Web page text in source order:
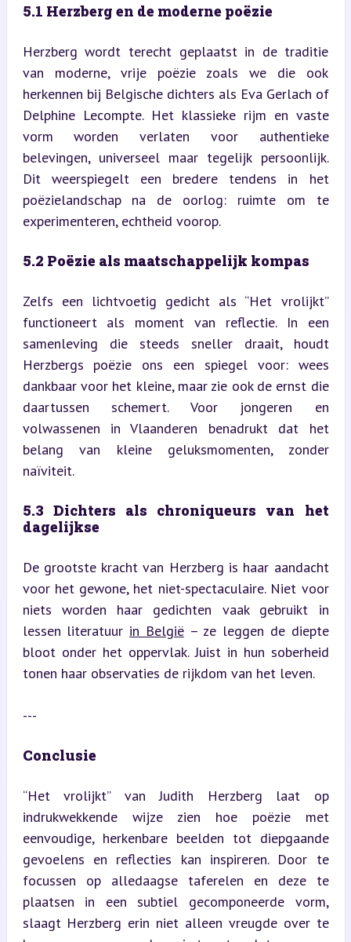
5.1 Herzberg en de moderne poëzie
Herzberg wordt terecht geplaatst in de traditie
van moderne, vrije poëzie zoals we die ook
herkennen bij Belgische dichters als Eva Gerlach of
Delphine Lecompte. Het klassieke rijm en vaste
vorm worden verlaten voor authentieke
belevingen, universeel maar tegelijk persoonlijk.
Dit weerspiegelt een bredere tendens in het
poëzielandschap na de oorlog: ruimte om te
experimenteren, echtheid voorop.
5.2 Poëzie als maatschappelijk kompas
Zelfs een lichtvoetig gedicht als “Het vrolijkt”
functioneert als moment van reflectie. In een
samenleving die steeds sneller draait, houdt
Herzbergs poëzie ons een spiegel voor: wees
dankbaar voor het kleine, maar zie ook de ernst die
daartussen schemert. Voor jongeren en
volwassenen in Vlaanderen benadrukt dat het
belang van kleine geluksmomenten, zonder
naïviteit.
5.3 Dichters als chroniqueurs van het
dagelijkse
De grootste kracht van Herzberg is haar aandacht
voor het gewone, het niet-spectaculaire. Niet voor
niets worden haar gedichten vaak gebruikt in
lessen literatuur in België – ze leggen de diepte
bloot onder het oppervlak. Juist in hun soberheid
tonen haar observaties de rijkdom van het leven.
---
Conclusie
“Het vrolijkt” van Judith Herzberg laat op
indrukwekkende wijze zien hoe poëzie met
eenvoudige, herkenbare beelden tot diepgaande
gevoelens en reflecties kan inspireren. Door te
focussen op alledaagse taferelen en deze te
plaatsen in een subtiel gecomponeerde vorm,
slaagt Herzberg erin niet alleen vreugde over te